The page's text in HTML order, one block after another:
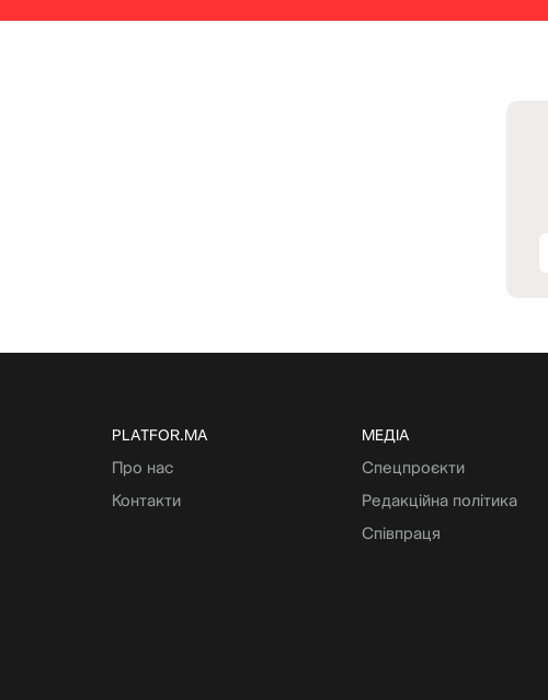
PLATFOR.MA
Про нас
Контакти
МЕДІА
Спецпроєкти
Редакційна політика
Співпраця